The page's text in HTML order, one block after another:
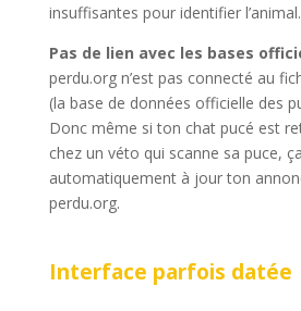
insuffisantes pour identifier l’animal.
Pas de lien avec les bases
perdu.org n’est pas connecté au
(la base de données officielle des
Donc même si ton chat pucé est
chez un véto qui scanne sa puce,
automatiquement à jour ton
perdu.org.
Interface parfois datée